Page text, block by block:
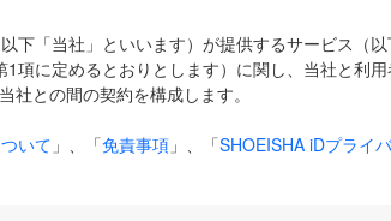
下「当社」といいます）が提供するサービス（
項に定めるとおりとします）に関し、当社と利
社との間の契約を構成します。
いて 」、「免責事項 」、「SHOEISHA iDプライ